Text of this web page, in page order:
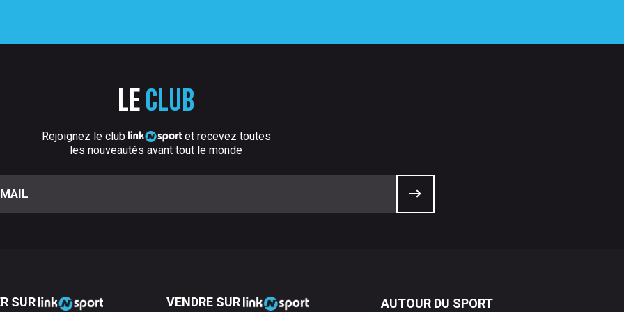
Le club
Rejoignez le club
et recevez toutes
les nouveautés avant tout le monde
SUR VENDRE SUR AUTOUR DU SPORT